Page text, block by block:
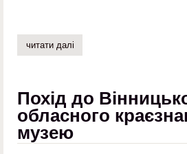
читати далі
Похід до
обласного
музею